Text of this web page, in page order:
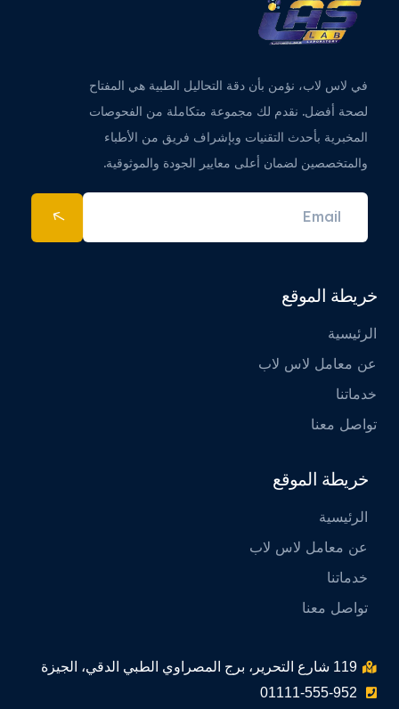
في لاس لاب، نؤمن بأن دقة التحاليل الطبية هي المفتاح
لصحة أفضل. نقدم لك مجموعة متكاملة من الفحوصات
المخبرية بأحدث التقنيات وبإشراف فريق من الأطباء
والمتخصصين لضمان أعلى معايير الجودة والموثوقية.
خريطة الموقع
الرئيسية
عن معامل لاس لاب
خدماتنا
تواصل معنا
خريطة الموقع
الرئيسية
عن معامل لاس لاب
خدماتنا
تواصل معنا
119 شارع التحرير، برج المصراوي الطبي الدقي، الجيزة
01111-555-952